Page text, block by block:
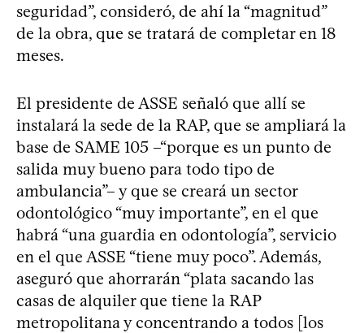
seguridad”, consideró, de ahí la “magnitud”
de la obra, que se tratará de completar en 18
meses.
El presidente de ASSE señaló que allí se
instalará la sede de la RAP, que se ampliará la
base de SAME 105 –“porque es un punto de
salida muy bueno para todo tipo de
ambulancia”– y que se creará un sector
odontológico “muy importante”, en el que
habrá “una guardia en odontología”, servicio
en el que ASSE “tiene muy poco”. Además,
aseguró que ahorrarán “plata sacando las
casas de alquiler que tiene la RAP
metropolitana y concentrando a todos [los